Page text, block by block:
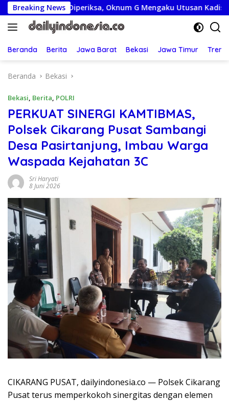
Langsung
ke
konten
Breaking News
Diperiksa, Oknum G Mengaku Utusan Kadis Disdagperin
Beranda Berita Jawa Barat Bekasi Jawa Timur
Beranda Bekasi
Bekasi, Berita, POLRI
PERKUAT SINERGI KAMTIBMAS,
Polsek Cikarang Pusat Sambangi
Desa Pasirtanjung, Imbau Warga
Waspada Kejahatan 3C
Sri Haryati
8 Juni 2026
CIKARANG PUSAT, dailyindonesia.co — Polsek Cikarang
Pusat terus memperkokoh sinergitas dengan elemen